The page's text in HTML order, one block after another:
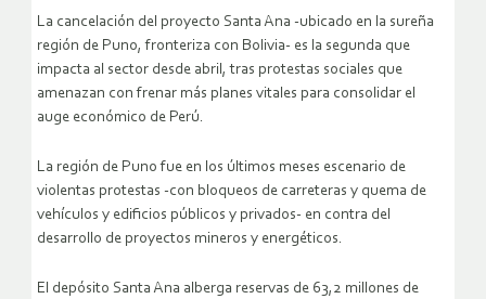
La cancelación del proyecto Santa Ana -ubicado en la sureña
región de Puno, fronteriza con Bolivia- es la segunda que
impacta al sector desde abril, tras protestas sociales que
amenazan con frenar más planes vitales para consolidar el
auge económico de Perú.
La región de Puno fue en los últimos meses escenario de
violentas protestas -con bloqueos de carreteras y quema de
vehículos y edificios públicos y privados- en contra del
desarrollo de proyectos mineros y energéticos.
El depósito Santa Ana alberga reservas de 63,2 millones de